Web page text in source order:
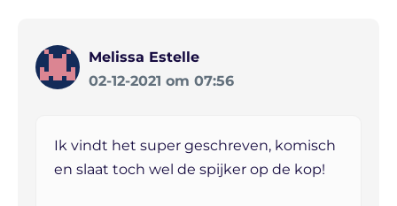
Melissa Estelle
02-12-2021 om 07:56
Ik vindt het super geschreven, komisch
en slaat toch wel de spijker op de kop!